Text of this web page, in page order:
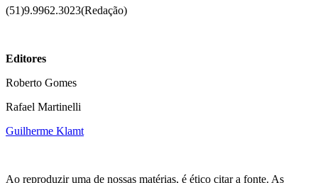
(51)9.9962.3023(Redação)
Editores
Roberto Gomes
Rafael Martinelli
Guilherme Klamt
Ao reproduzir uma de nossas matérias, é ético citar a fonte. As